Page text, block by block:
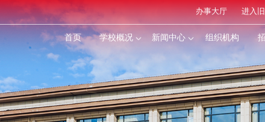
办事大厅 进入
首页 学校概况 新闻中心 组织机构